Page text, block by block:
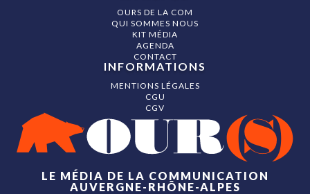
LE MÉDIA DE LA COMMUNICATION
AUVERGNE-RHÔNE-ALPES
OURS DE LA COM
QUI SOMMES NOUS
KIT MÉDIA
AGENDA
CONTACT
INFORMATIONS
MENTIONS LÉGALES
CGU
CGV